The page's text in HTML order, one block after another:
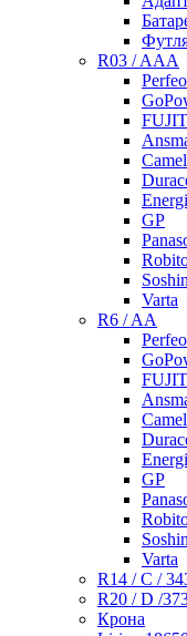
R03 / AAA
Perfeo
GP
Varta
R6 / AA
Perfeo
GP
Varta
R14 / C /
R20 / D /
Крона